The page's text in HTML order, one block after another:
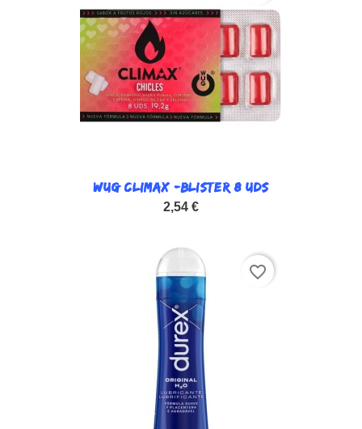
WUG CLIMAX -BLISTER 8 UDS
2,54 €
favorite_border